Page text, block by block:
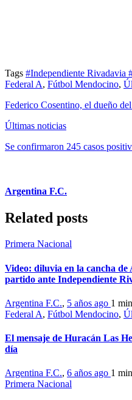
Tags #Independiente Rivadavia
Federal A, Fútbol Mendocino,
Federico Cosentino, el dueño
Últimas noticias
Se confirmaron 245 casos
Argentina F.C.
Related posts
Primera Nacional
Video: diluvia en la cancha
partido ante Independiente
Argentina F.C., 5 años ago 1 min
Federal A, Fútbol Mendocino,
El mensaje de Huracán Las
día
Argentina F.C., 6 años ago 1 min
Primera Nacional